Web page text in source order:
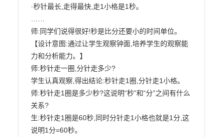
·秒针最长,走得最快,走1小格是1秒。
师:同学们说得很好!秒是比分还要小的时间单位。
【设计意图:通过让学生观察钟面,培养学生的观察能
力和分析能力。】
师:秒针走一圈,分针走多少?
学生认真观察,得出结论:秒针走1圈,分针走1小格。
师:秒针走1圈是多少秒?这说明“秒”和“分”之间有什么
关系?
生:秒针走1圈是60秒,同时分针走1小格也就是1分,这
说明1分=60秒。